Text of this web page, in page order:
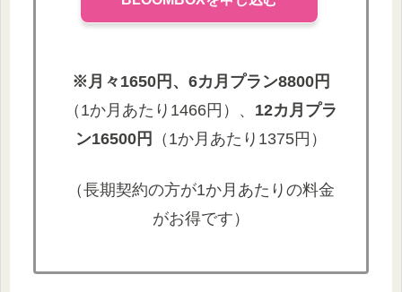
※月々1650円、6カ月プラン8800円
（1か月あたり1466円）、 12カ月プラ
ン16500円
（1か月あたり1375円）
（長期契約の方が1か月あたりの料金
がお得です）